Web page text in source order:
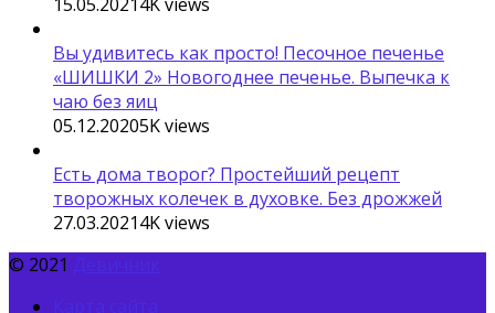
Вы удивитесь как просто! Песочное печенье
«ШИШКИ 2» Новогоднее печенье. Выпечка к
чаю без яиц
05.12.20205Kviews
Есть дома творог? Простейший рецепт
творожных колечек в духовке. Без дрожжей
27.03.20214Kviews
© 2021